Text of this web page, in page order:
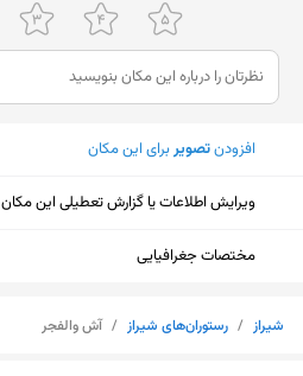
افزودنتصویربرای این مکان
ویرایش اطلاعات یا گزارش تعطیلی این مکان
مختصات جغرافیایی
شیراز / رستوران‌های شیراز / آش والفجر